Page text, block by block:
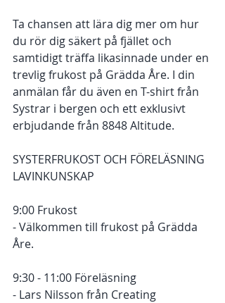
Ta chansen att lära dig mer om hur
du rör dig säkert på fjället och
samtidigt träffa likasinnade under en
trevlig frukost på Grädda Åre. I din
anmälan får du även en T-shirt från
Systrar i bergen och ett exklusivt
erbjudande från 8848 Altitude.
SYSTERFRUKOST OCH FÖRELÄSNING
LAVINKUNSKAP
9:00 Frukost
- Välkommen till frukost på Grädda
Åre.
9:30 - 11:00 Föreläsning
- Lars Nilsson från Creating